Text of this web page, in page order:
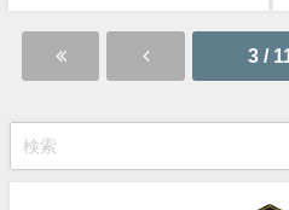
3 / 11